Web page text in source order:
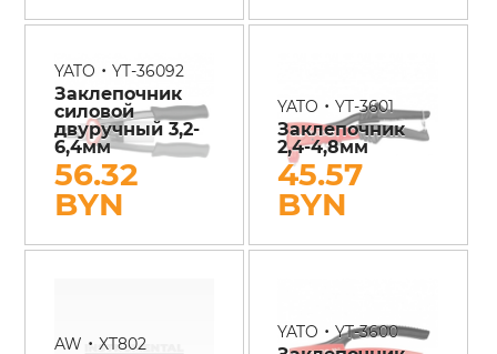
YATO • YT-36092
Заклепочник
силовой
двуручный 3,2-
6,4мм
56.32
BYN
YATO •YT-3601
Заклепочник
2,4-4,8мм
45.57
BYN
AW • XT802
YATO •YT-3600